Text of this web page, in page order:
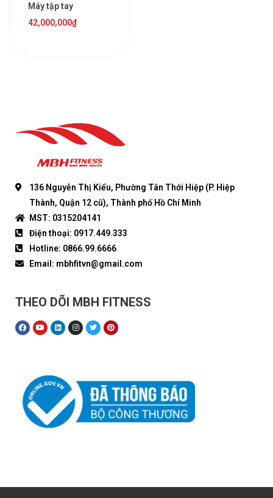
Máy tập tay
42,000,000₫
136 Nguyễn Thị Kiểu, Phường Tân Thới Hiệp (P. Hiệp
Thành, Quận 12 cũ), Thành phố Hồ Chí Minh
MST: 0315204141
Điện thoại: 0917.449.333
Hotline: 0866.99.6666
Email: mbhfitvn@gmail.com
THEO DÕI MBH FITNESS